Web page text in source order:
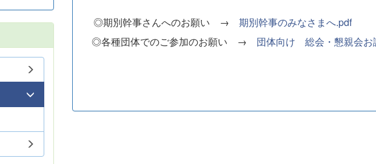
◎期別幹事さんへのお願い → 期別幹事のみなさまへ.pdf
◎各種団体でのご参加のお願い → 団体向け 総会・懇親会お